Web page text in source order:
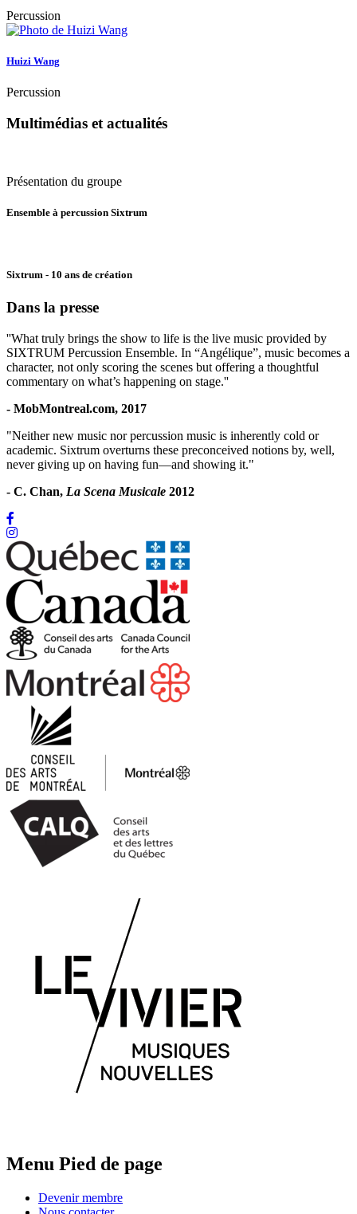
Percussion
Huizi Wang
Percussion
Multimédias et actualités
Présentation du groupe
Ensemble à percussion Sixtrum
Sixtrum - 10 ans de création
Dans la presse
''What truly brings the show to life is the live music provided by
SIXTRUM Percussion Ensemble. In “Angélique”, music becomes a
character, not only scoring the scenes but offering a thoughtful
commentary on what’s happening on stage.''
- MobMontreal.com, 2017
"Neither new music nor percussion music is inherently cold or
academic. Sixtrum overturns these preconceived notions by, well,
never giving up on having fun—and showing it."
- C. Chan, La Scena Musicale 2012
Menu Pied de page
Devenir membre